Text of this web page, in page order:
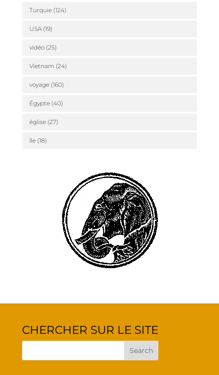
Turquie(124)
USA(19)
vidéo(25)
Vietnam (24)
voyage(160)
Égypte(40)
église(27)
île(18)
CHER­CHER SUR LE SITE